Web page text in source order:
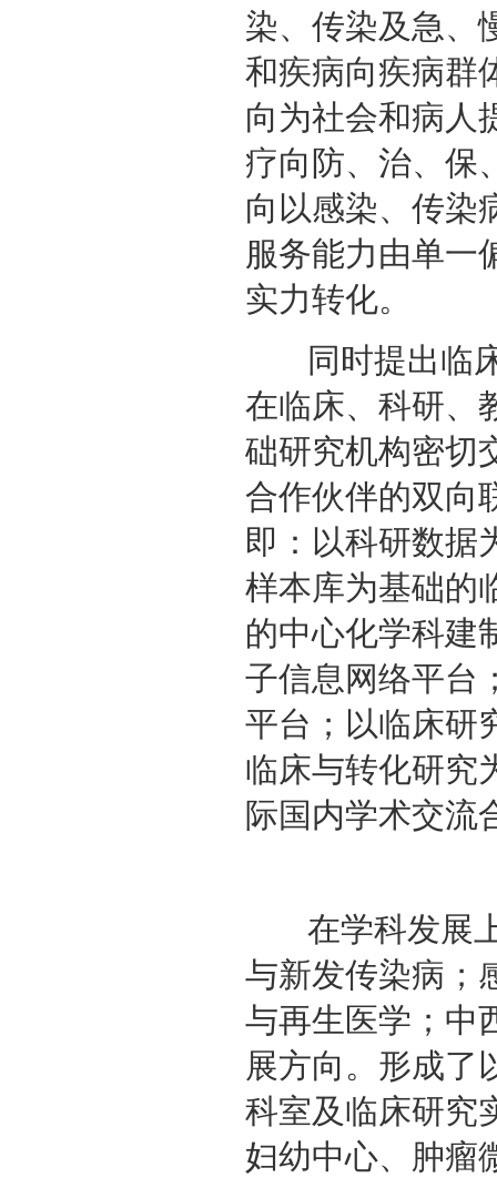
染、传染及急、
和疾病向疾病群
向为社会和病人
疗向防、治、保
向以感染、传染
服务能力由单一
实力转化。
同时提出临床
在临床、科研、
础研究机构密切
合作伙伴的双向
即：以科研数据
样本库为基础的
的中心化学科建
子信息网络平台
平台；以临床研
临床与转化研究
际国内学术交流
在学科发展上
与新发传染病；
与再生医学；中
展方向。形成了
科室及临床研究
妇幼中心、肿瘤